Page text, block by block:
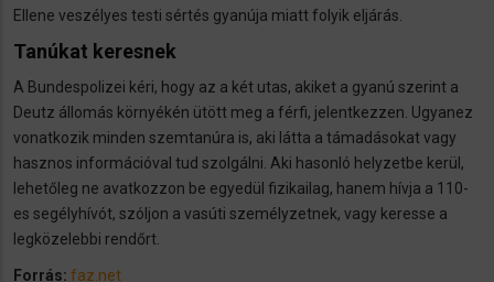
Ellene veszélyes testi sértés gyanúja miatt folyik eljárás.
Tanúkat keresnek
A Bundespolizei kéri, hogy az a két utas, akiket a gyanú szerint a
Deutz állomás környékén ütött meg a férfi, jelentkezzen. Ugyanez
vonatkozik minden szemtanúra is, aki látta a támadásokat vagy
hasznos információval tud szolgálni. Aki hasonló helyzetbe kerül,
lehetőleg ne avatkozzon be egyedül fizikailag, hanem hívja a 110-
es segélyhívót, szóljon a vasúti személyzetnek, vagy keresse a
legközelebbi rendőrt.
Forrás: faz.net